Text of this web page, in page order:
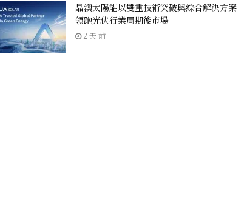
晶澳太陽能以雙重技術突破與綜合解決方案
領跑光伏行業周期後市場
2 天 前